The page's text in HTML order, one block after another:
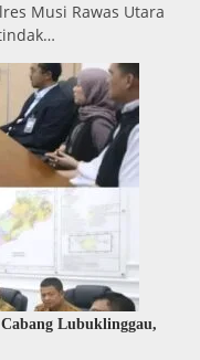
Musi Rawas Utara
Lubuklinggau,